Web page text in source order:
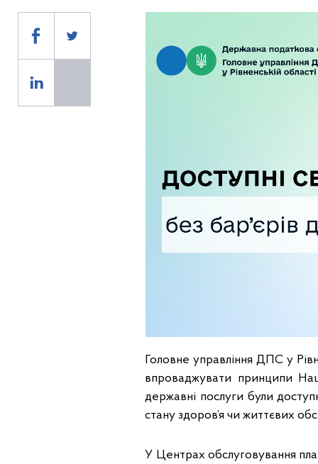
Головне управління ДПС у
впроваджувати принципи
державні послуги були
стану здоров’я чи життєвих
У Центрах обслуговування